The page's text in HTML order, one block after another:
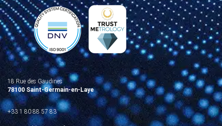
18 Rue des Gaudines
78100 Saint-Germain-en-Laye
+33 1 80 88 57 83